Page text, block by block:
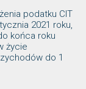
podatku CIT
2021 roku,
końca roku
życie
do 1